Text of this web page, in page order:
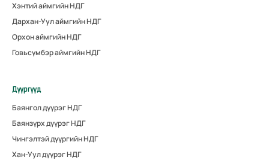
Хэнтий аймгийн НДГ
Дархан-Уул аймгийн НДГ
Орхон аймгийн НДГ
Говьсүмбэр аймгийн НДГ
Дүүргүүд
Баянгол дүүрэг НДГ
Баянзүрх дүүрэг НДГ
Чингэлтэй дүүргийн НДГ
Хан-Уул дүүрэг НДГ